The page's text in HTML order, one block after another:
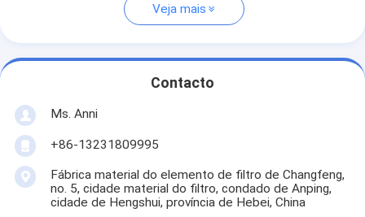
Veja mais
Contacto
Ms. Anni
+86-13231809995
Fábrica material do elemento de filtro de Changfeng,
no. 5, cidade material do filtro, condado de Anping,
cidade de Hengshui, província de Hebei, China